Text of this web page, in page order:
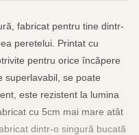
fabricat pentru tine dintr-
peretelui. Printat cu
pentru orice încăpere
superlavabil, se poate
este rezistent la lumina
cu 5cm mai mare atât
dintr-o singură bucată